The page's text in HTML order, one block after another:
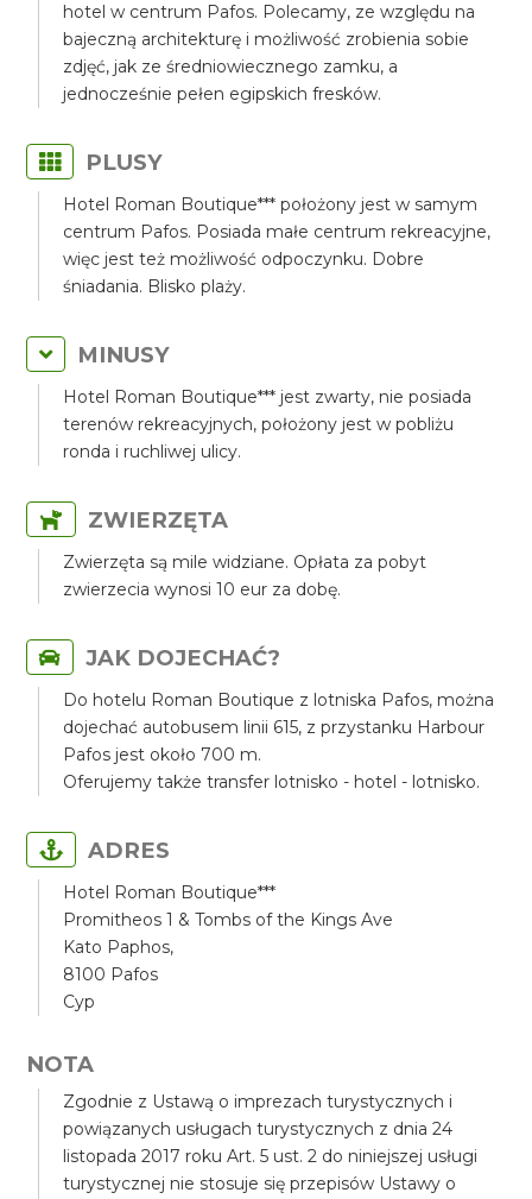
hotel w centrum Pafos. Polecamy, ze względu na
bajeczną architekturę i możliwość zrobienia sobie
zdjęć, jak ze średniowiecznego zamku, a
jednocześnie pełen egipskich fresków.
PLUSY
Hotel Roman Boutique*** położony jest w samym
centrum Pafos. Posiada małe centrum rekreacyjne,
więc jest też możliwość odpoczynku. Dobre
śniadania. Blisko plaży.
MINUSY
Hotel Roman Boutique*** jest zwarty, nie posiada
terenów rekreacyjnych, położony jest w pobliżu
ronda i ruchliwej ulicy.
ZWIERZĘTA
Zwierzęta są mile widziane. Opłata za pobyt
zwierzecia wynosi 10 eur za dobę.
JAK DOJECHAĆ?
Do hotelu Roman Boutique z lotniska Pafos, można
dojechać autobusem linii 615, z przystanku Harbour
Pafos jest około 700 m.
Oferujemy także transfer lotnisko - hotel - lotnisko.
ADRES
Hotel Roman Boutique***
Promitheos 1 & Tombs of the Kings Ave
Kato Paphos,
8100 Pafos
Cyp
NOTA
Zgodnie z Ustawą o imprezach turystycznych i
powiązanych usługach turystycznych z dnia 24
listopada 2017 roku Art. 5 ust. 2 do niniejszej usługi
turystycznej nie stosuje się przepisów Ustawy o